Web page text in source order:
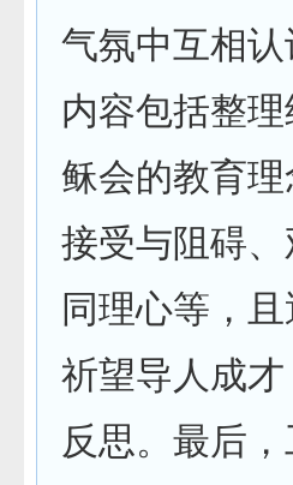
气氛中互相
内容包括整
稣会的教育
接受与阻碍
同理心等，
祈望导人成
反思。最后